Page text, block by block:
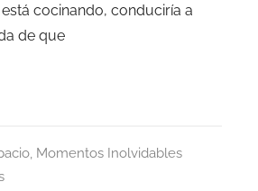
cocinando, conduciría a
de que
, Momentos Inolvidables